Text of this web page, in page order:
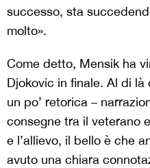
successo, sta
molto».
Come detto, Mensik ha
Djokovic in finale. Al di là
un po’ retorica –
consegne tra il veterano
e l’allievo, il bello è che
avuto una chiara